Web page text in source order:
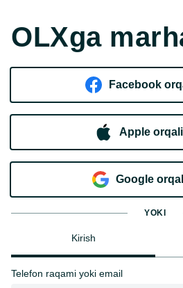
OLXga
Facebook
Apple
Goo​g​le
YOKI
Kirish
Telefon raqami yoki email